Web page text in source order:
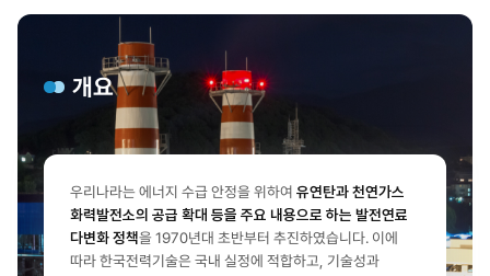
개요
우리나라는 에너지 수급 안정을 위하여 유연탄과 천연가스
화력발전소의 공급 확대 등을 주요 내용으로 하는 발전연료
다변화 정책을 1970년대 초반부터 추진하였습니다. 이에
따라 한국전력기술은 국내 실정에 적합하고, 기술성과